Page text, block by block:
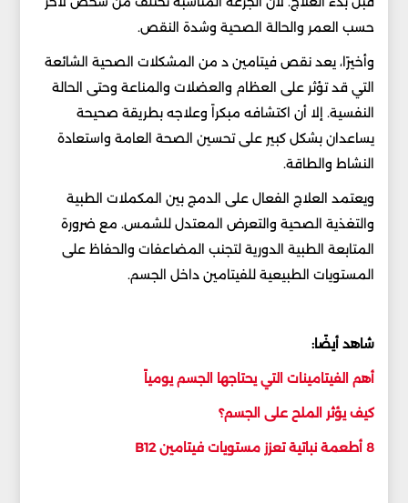
حسب العمر والحالة الصحية وشدة النقص.
وأخيرًا، يعد نقص فيتامين د من المشكلات الصحية الشائعة
التي قد تؤثر على العظام والعضلات والمناعة وحتى الحالة
النفسية. إلا أن اكتشافه مبكراً وعلاجه بطريقة صحيحة
يساعدان بشكل كبير على تحسين الصحة العامة واستعادة
النشاط والطاقة.
ويعتمد العلاج الفعال على الدمج بين المكملات الطبية
والتغذية الصحية والتعرض المعتدل للشمس. مع ضرورة
المتابعة الطبية الدورية لتجنب المضاعفات والحفاظ على
المستويات الطبيعية للفيتامين داخل الجسم.
شاهد أيضًا:
أهم الفيتامينات التي يحتاجها الجسم يومياً
كيف يؤثر الملح على الجسم؟
8 أطعمة نباتية تعزز مستويات فيتامين B12